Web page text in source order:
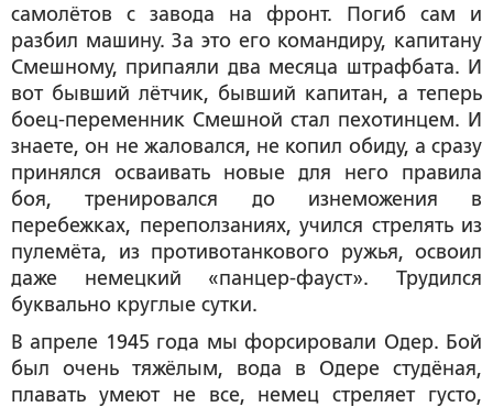
самолётов с завода на фронт. Погиб сам и
разбил машину. За это его командиру, капитану
Смешному, припаяли два месяца штрафбата. И
вот бывший лётчик, бывший капитан, а теперь
боец-переменник Смешной стал пехотинцем. И
знаете, он не жаловался, не копил обиду, а сразу
принялся осваивать новые для него правила
боя, тренировался до изнеможения в
перебежках, переползаниях, учился стрелять из
пулемёта, из противотанкового ружья, освоил
даже немецкий «панцер-фауст». Трудился
буквально круглые сутки.
В апреле 1945 года мы форсировали Одер. Бой
был очень тяжёлым, вода в Одере студёная,
плавать умеют не все, немец стреляет густо,